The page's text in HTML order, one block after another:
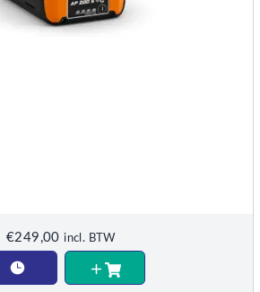
€249,00 incl. BTW